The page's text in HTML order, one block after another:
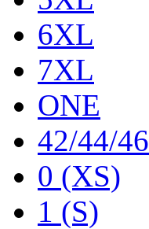
6XL
7XL
ONE
42/44/46
0 (XS)
1 (S)